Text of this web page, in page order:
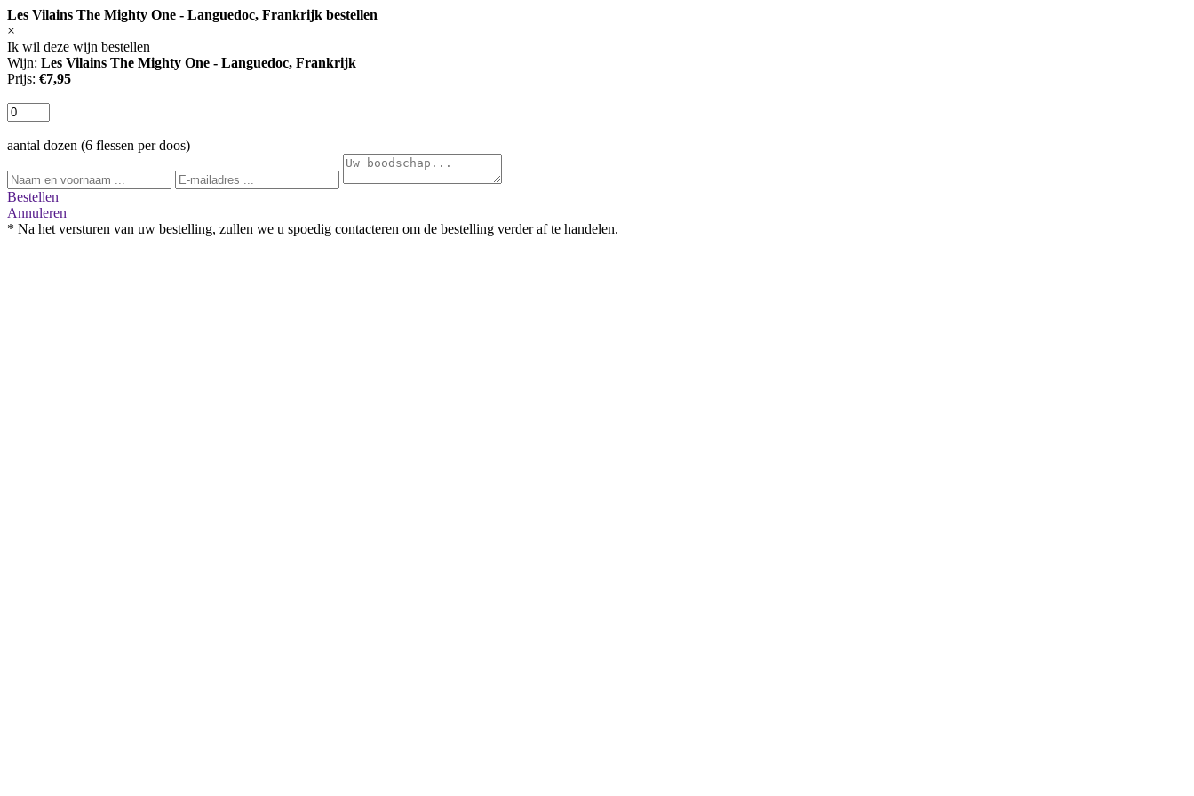
Les Vilains The Mighty One - Languedoc, Frankrijk bestellen
×
Ik wil deze wijn bestellen
Wijn: Les Vilains The Mighty One - Languedoc, Frankrijk
Prijs: €7,95
aantal dozen (6 flessen per doos)
Bestellen
Annuleren
* Na het versturen van uw bestelling, zullen we u spoedig contacteren om de bestelling verder af te handelen.